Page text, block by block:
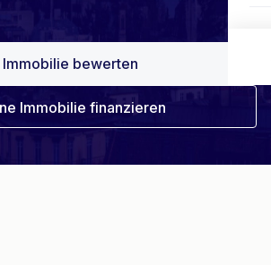
Immobilie bewerten
Immobilie finanzieren